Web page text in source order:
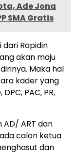
Ade Jona
SMA Gratis
Rapidin
akan maju
Maka hal
kader yang
PAC, PR,
ART dan
calon ketua
dan